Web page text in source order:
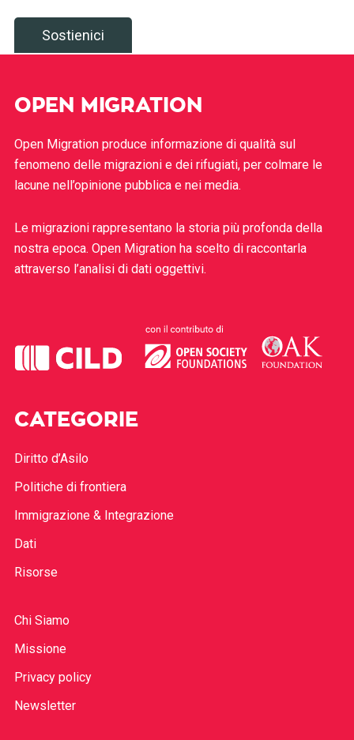
Sostienici
OPEN MIGRATION
Open Migration produce informazione di qualità sul
fenomeno delle migrazioni e dei rifugiati, per colmare le
lacune nell’opinione pubblica e nei media.
Le migrazioni rappresentano la storia più profonda della
nostra epoca. Open Migration ha scelto di raccontarla
attraverso l’analisi di dati oggettivi.
CATEGORIE
Diritto d’Asilo
Politiche di frontiera
Immigrazione & Integrazione
Dati
Risorse
Chi Siamo
Missione
Privacy policy
Newsletter